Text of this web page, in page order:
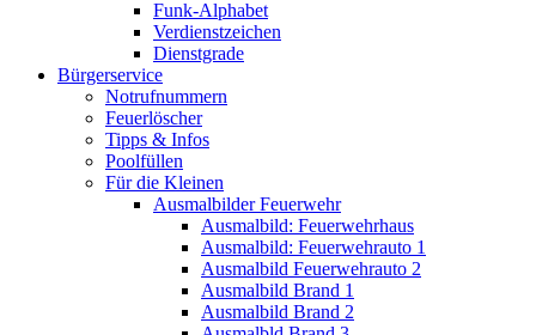
Funk-Alphabet
Verdienstzeichen
Dienstgrade
Bürgerservice
Notrufnummern
Feuerlöscher
Tipps & Infos
Poolfüllen
Für die Kleinen
Ausmalbilder Feuerwehr
Ausmalbild: Feuerwehrhaus
Ausmalbild: Feuerwehrauto 1
Ausmalbild Feuerwehrauto 2
Ausmalbild Brand 1
Ausmalbild Brand 2